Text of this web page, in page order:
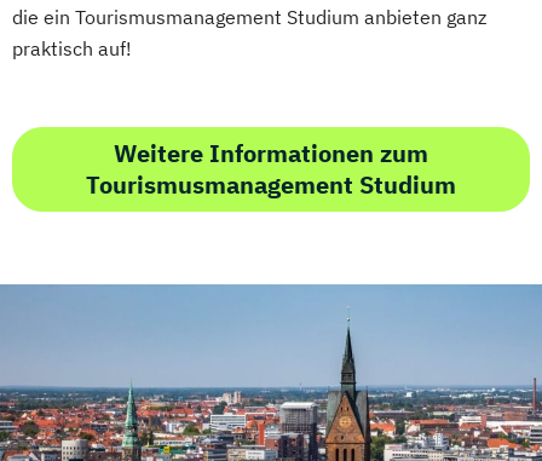
die ein Tourismusmanagement Studium anbieten ganz
praktisch auf!
Weitere Informationen zum
Tourismusmanagement Studium